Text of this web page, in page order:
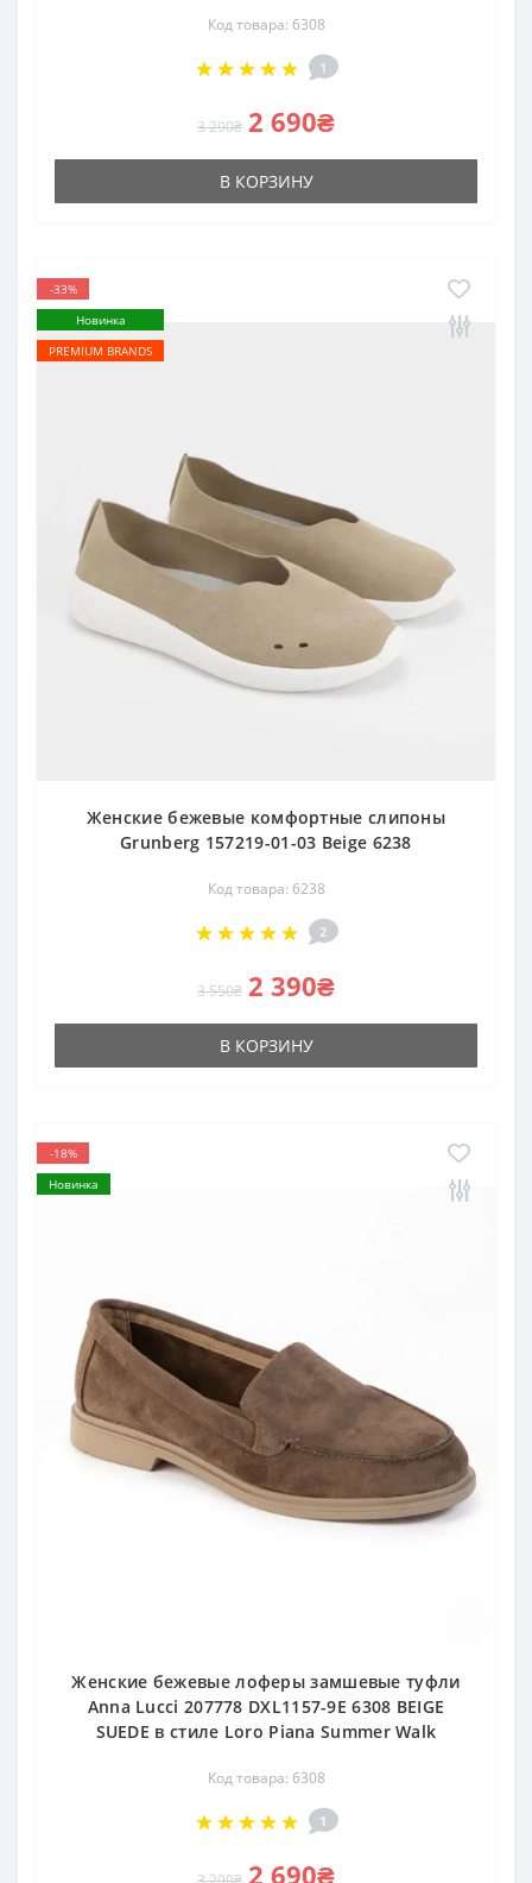
Код товара: 6308
1
3 290₴ 2 690₴
В КОРЗИНУ
-33%
Новинка
PREMIUM BRANDS
Женские бежевые комфортные слипоны
Grunberg 157219-01-03 Beige 6238
Код товара: 6238
2
3 550₴ 2 390₴
В КОРЗИНУ
-18%
Новинка
Женские бежевые лоферы замшевые туфли
Anna Lucci 207778 DXL1157-9E 6308 BEIGE
SUEDE в стиле Loro Piana Summer Walk
Код товара: 6308
1
2 690₴